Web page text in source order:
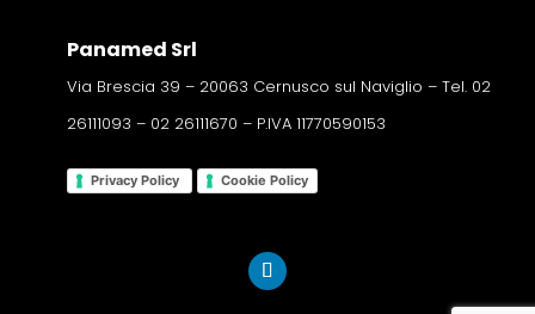
Panamed Srl
Via Brescia 39 – 20063 Cernusco sul Naviglio – Tel. 02
26111093 – 02 26111670 – P.IVA 11770590153
Privacy Policy Cookie Policy